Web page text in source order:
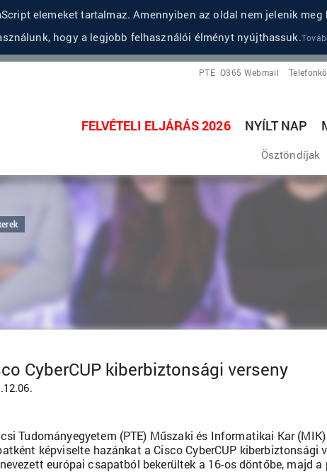
elemeket tartalmaz. Amennyiben az oldal nem jelenik
hogy a legjobb felhasználói élményt nyújthassuk.
O365 Webmail
PTE
FELVÉTELI ELJÁRÁS 2026 NYÍLT NAP
Ösztöndíjak
CyberCUP kiberbiztonsági verseny
Tudományegyetem (PTE) Műszaki és Informatikai Kar
képviselte hazánkat a Cisco CyberCUP kiberbiztonsági
európai csapatból bekerültek a 16-os döntőbe, majd